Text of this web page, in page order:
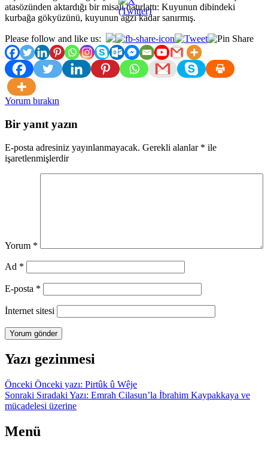
atasözünden aktardığı bir misali hatırlattı: Kuyunun dibindeki
kurbağa gökyüzünü, kuyunun ağzı kadar sanırmış.
Please follow and like us:
Yorum bırakın
Bir yanıt yazın
E-posta adresiniz yayınlanmayacak. Gerekli alanlar * ile
işaretlenmişlerdir
Yorum *
Ad *
E-posta *
İnternet sitesi
Yazı gezinmesi
Önceki Önceki yazı: Pirtûk û Wêje
Sonraki Sıradaki Yazı: Emrah Cilasun’la İbrahim Kaypakkaya ve
mücadelesi üzerine
Menü